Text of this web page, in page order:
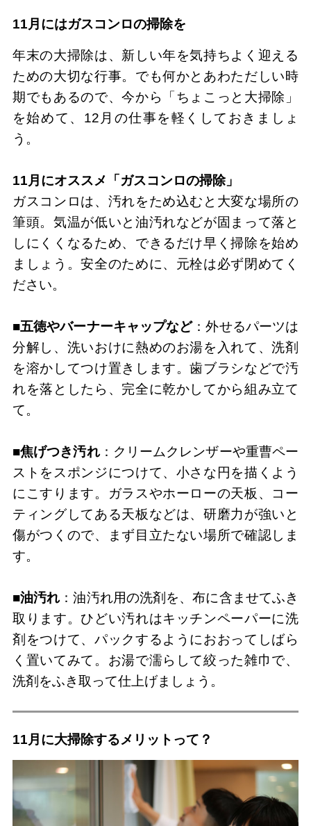
11月にはガスコンロの掃除を
年末の大掃除は、新しい年を気持ちよく迎える
ための大切な行事。でも何かとあわただしい時
期でもあるので、今から「ちょこっと大掃除」
を始めて、12月の仕事を軽くしておきましょ
う。
11月にオススメ「ガスコンロの掃除」
ガスコンロは、汚れをため込むと大変な場所の
筆頭。気温が低いと油汚れなどが固まって落と
しにくくなるため、できるだけ早く掃除を始め
ましょう。安全のために、元栓は必ず閉めてく
ださい。
■五徳やバーナーキャップなど：外せるパーツは
分解し、洗いおけに熱めのお湯を入れて、洗剤
を溶かしてつけ置きします。歯ブラシなどで汚
れを落としたら、完全に乾かしてから組み立て
て。
■焦げつき汚れ：クリームクレンザーや重曹ペー
ストをスポンジにつけて、小さな円を描くよう
にこすります。ガラスやホーローの天板、コー
ティングしてある天板などは、研磨力が強いと
傷がつくので、まず目立たない場所で確認しま
す。
■油汚れ：油汚れ用の洗剤を、布に含ませてふき
取ります。ひどい汚れはキッチンペーパーに洗
剤をつけて、パックするようにおおってしばら
く置いてみて。お湯で濡らして絞った雑巾で、
洗剤をふき取って仕上げましょう。
11月に大掃除するメリットって？